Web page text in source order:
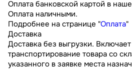
Оплата банковской картой в
Оплата наличными.
Подробнее на странице "Оплата"
Доставка
Доставка без выгрузки.
транспортирование товара со
указанного в заявке места